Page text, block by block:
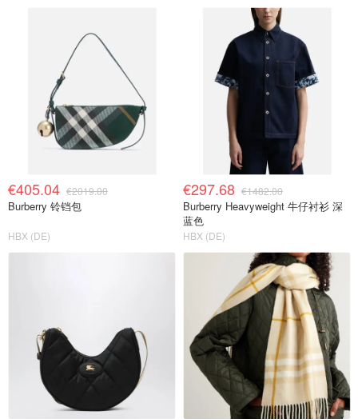
€405.04 €2019.00
Burberry 铃铛包
HBX (DE)
€297.68 €1482.00
Burberry Heavyweight 牛仔衬衫 深
蓝色
HBX (DE)